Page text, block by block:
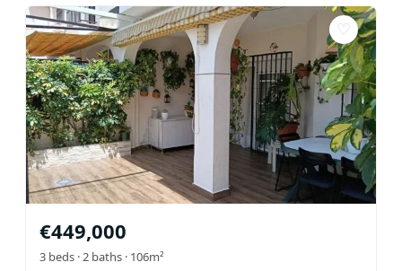
♡
€449,000
3 beds ·2 baths · 106m²